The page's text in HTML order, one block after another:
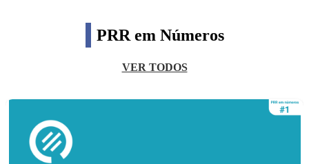
PRR em Números
VER TODOS